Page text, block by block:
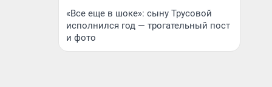
«Все еще в шоке»: сыну Трусовой
исполнился год — трогательный пост
и фото